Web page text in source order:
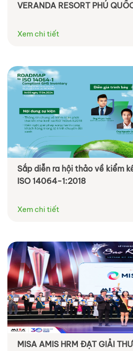
VERANDA RESORT PHÚ
Xem chi tiết
Sắp diễn ra hội thảo về kiểm
ISO 14064-1:2018
Xem chi tiết
MISA AMIS HRM ĐẠT GIẢI